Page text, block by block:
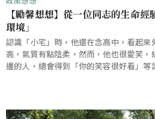
【勵馨想想】從一位同志的生命
環境」
認識「小宅」時，他還在念高中，看起來
高，氣質有點陰柔，然而，他也很愛笑，
邊的人，總會得到「你的笑容很好看」等